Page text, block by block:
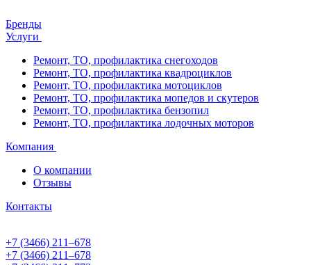
Бренды
Услуги
Ремонт, ТО, профилактика снегоходов
Ремонт, ТО, профилактика квадроциклов
Ремонт, ТО, профилактика мотоциклов
Ремонт, ТО, профилактика мопедов и скутеров
Ремонт, ТО, профилактика бензопил
Ремонт, ТО, профилактика лодочных моторов
Компания
О компании
Отзывы
Контакты
+7 (3466) 211‒678
+7 (3466) 211‒678